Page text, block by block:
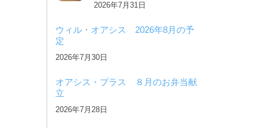
2026年7月31日
ウィル・オアシス 2026年8月の予
定
2026年7月30日
オアシス・プラス ８月のお弁当献
立
2026年7月28日